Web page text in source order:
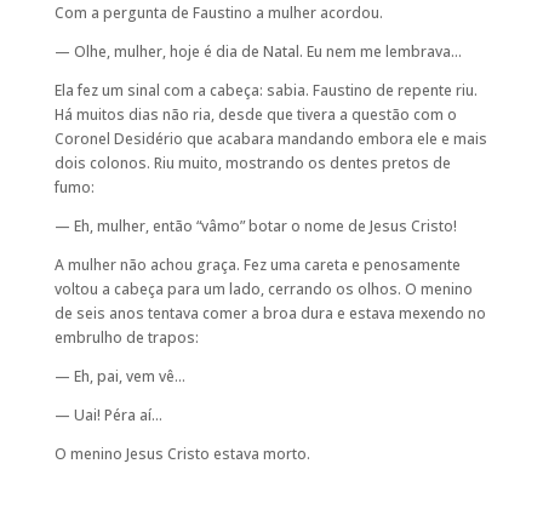
Com a pergunta de Faustino a mulher acordou.
— Olhe, mulher, hoje é dia de Natal. Eu nem me lembrava…
Ela fez um sinal com a cabeça: sabia. Faustino de repente riu.
Há muitos dias não ria, desde que tivera a questão com o
Coronel Desidério que acabara mandando embora ele e mais
dois colonos. Riu muito, mostrando os dentes pretos de
fumo:
— Eh, mulher, então “vâmo” botar o nome de Jesus Cristo!
A mulher não achou graça. Fez uma careta e penosamente
voltou a cabeça para um lado, cerrando os olhos. O menino
de seis anos tentava comer a broa dura e estava mexendo no
embrulho de trapos:
— Eh, pai, vem vê…
— Uai! Péra aí…
O menino Jesus Cristo estava morto.